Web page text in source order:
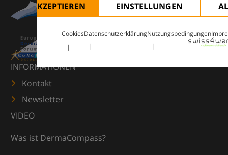
ALLE AKZEPTIEREN
EINSTELLUNGEN
CookiesDatenschutzerklärungNutzungsbedingungen
INFORMATIONEN
Kontakt
Newsletter
VIDEO
Was ist DermaCompass?